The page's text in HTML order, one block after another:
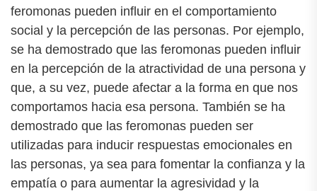
feromonas pueden influir en el comportamiento
social y la percepción de las personas. Por ejemplo,
se ha demostrado que las feromonas pueden influir
en la percepción de la atractividad de una persona y
que, a su vez, puede afectar a la forma en que nos
comportamos hacia esa persona. También se ha
demostrado que las feromonas pueden ser
utilizadas para inducir respuestas emocionales en
las personas, ya sea para fomentar la confianza y la
empatía o para aumentar la agresividad y la